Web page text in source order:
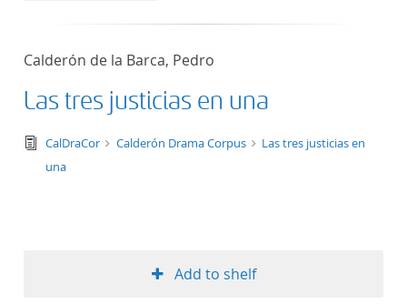
Calderón de la Barca, Pedro
Las tres justicias en una
text/tg.edition+tg.aggregation+xml
CalDraCor Calderón Drama Corpus
Las tres justicias en
una
Add to shelf